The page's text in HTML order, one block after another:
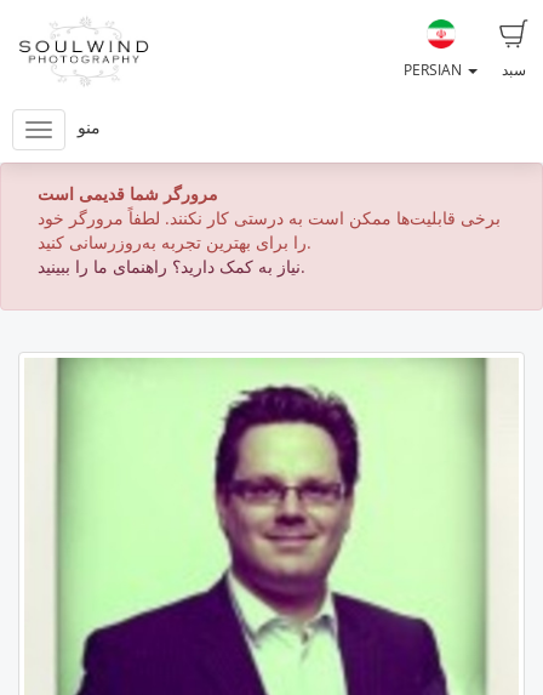
سبد PERSIAN
منو
مرورگر شما قدیمی است
برخی قابلیت‌ها ممکن است به درستی کار نکنند. لطفاً مرورگر خود
را برای بهترین تجربه به‌روزرسانی کنید.
نیاز به کمک دارید؟ راهنمای ما را ببینید.